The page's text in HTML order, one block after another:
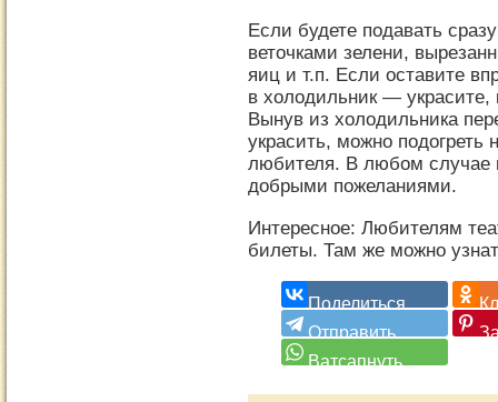
Если будете подавать
веточками зелени,
яиц и т.п. Если оставите
в холодильник — украсите,
Вынув из холодильника
украсить, можно подогреть
любителя. В любом случае
добрыми пожеланиями.
Интересное: Любителям
билеты. Там же можно